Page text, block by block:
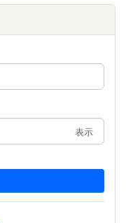
表示